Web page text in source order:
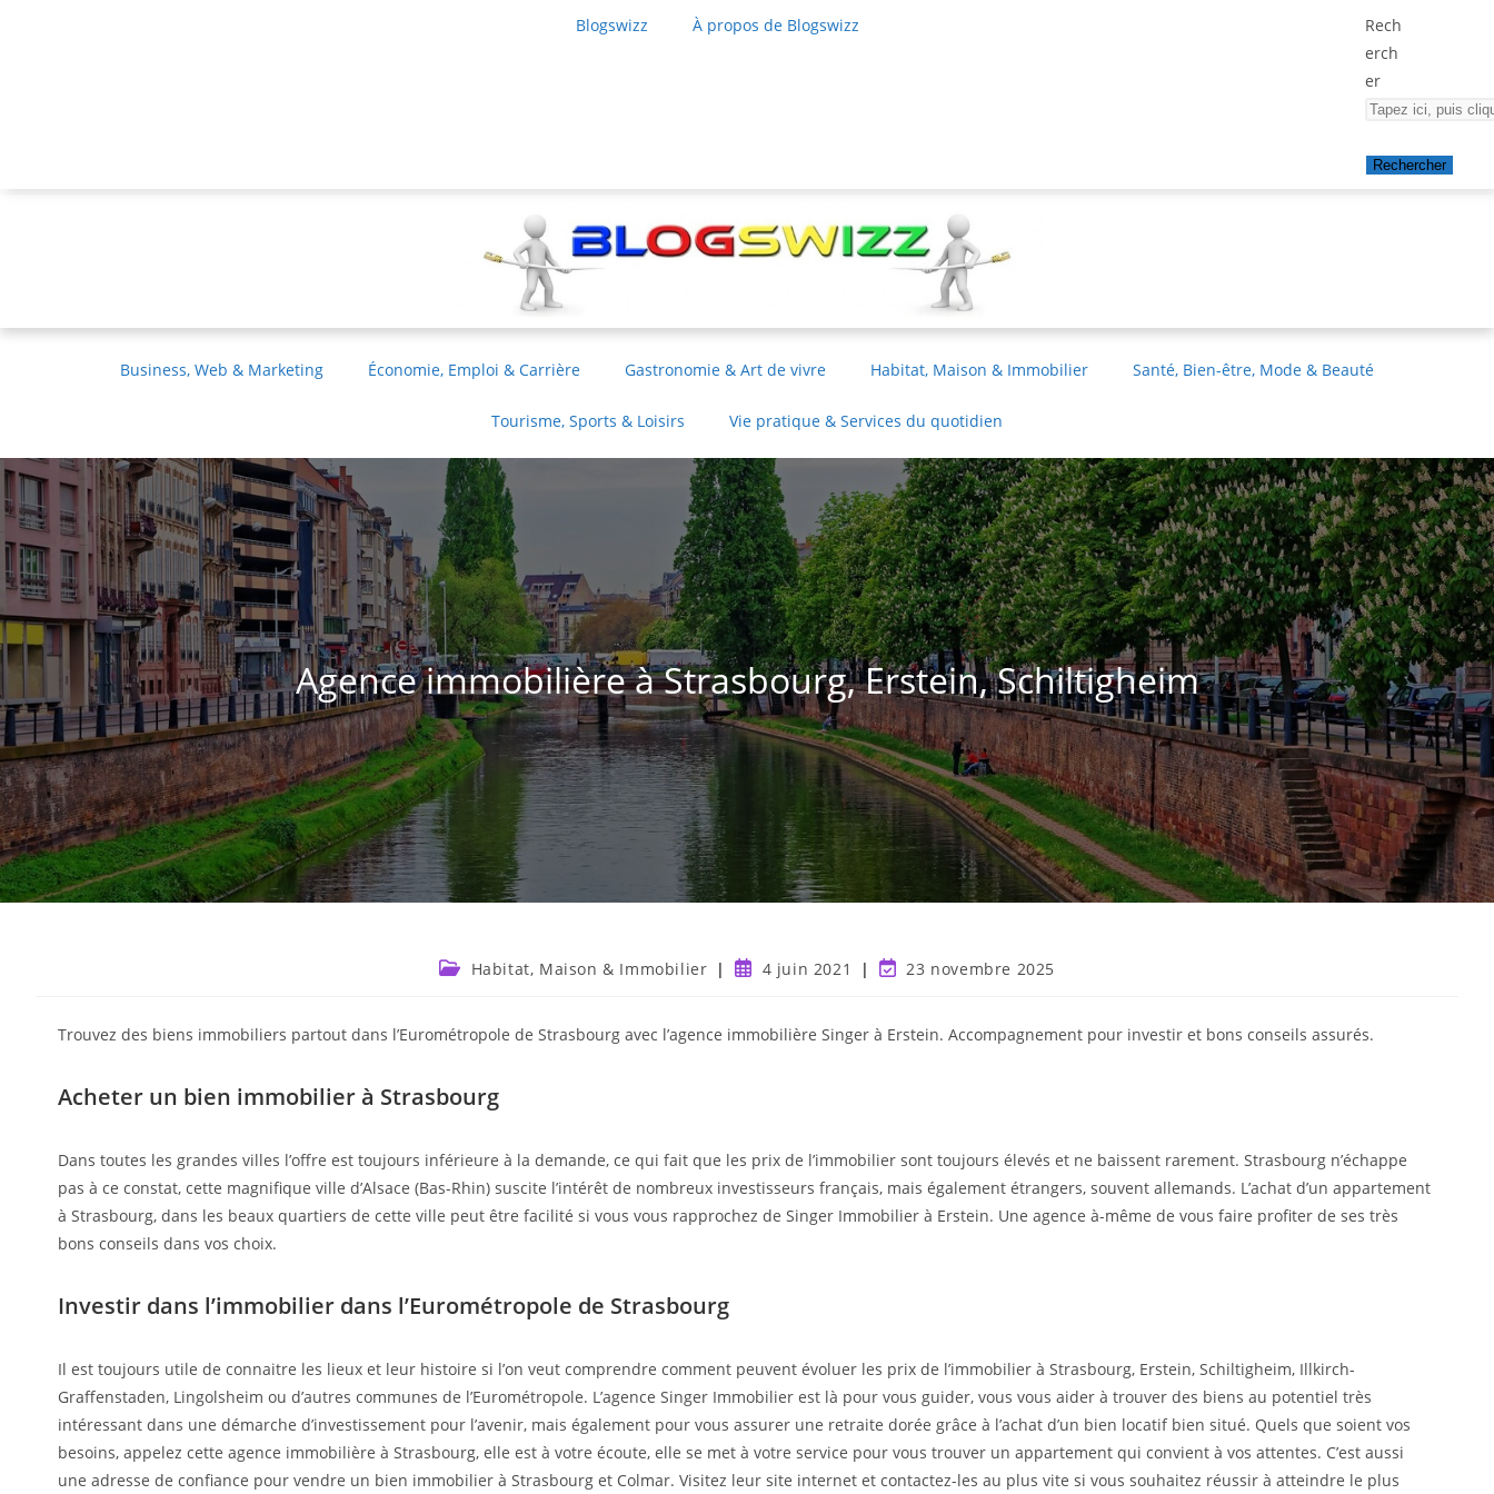
Blogswizz À propos de Blogswizz
Rech
erch
er
Rechercher
Business, Web & Marketing Économie, Emploi & Carrière Gastronomie & Art de vivre Habitat, Maison & Immobilier Santé, Bien-être, Mode & Beauté
Tourisme, Sports & Loisirs Vie pratique & Services du quotidien
Agence immobilière à Strasbourg, Erstein, Schiltigheim
Habitat, Maison & Immobilier 4 juin 2021 23 novembre 2025
Trouvez des biens immobiliers partout dans l’Eurométropole de Strasbourg avec l’agence immobilière Singer à Erstein. Accompagnement pour investir et bons conseils assurés.
Acheter un bien immobilier à Strasbourg
Dans toutes les grandes villes l’offre est toujours inférieure à la demande, ce qui fait que les prix de l’immobilier sont toujours élevés et ne baissent rarement. Strasbourg n’échappe
pas à ce constat, cette magnifique ville d’Alsace (Bas-Rhin) suscite l’intérêt de nombreux investisseurs français, mais également étrangers, souvent allemands. L’achat d’un appartement
à Strasbourg, dans les beaux quartiers de cette ville peut être facilité si vous vous rapprochez de Singer Immobilier à Erstein. Une agence à-même de vous faire profiter de ses très
bons conseils dans vos choix.
Investir dans l’immobilier dans l’Eurométropole de Strasbourg
Il est toujours utile de connaitre les lieux et leur histoire si l’on veut comprendre comment peuvent évoluer les prix de l’immobilier à Strasbourg, Erstein, Schiltigheim, Illkirch-
Graffenstaden, Lingolsheim ou d’autres communes de l’Eurométropole. L’agence Singer Immobilier est là pour vous guider, vous vous aider à trouver des biens au potentiel très
intéressant dans une démarche d’investissement pour l’avenir, mais également pour vous assurer une retraite dorée grâce à l’achat d’un bien locatif bien situé. Quels que soient vos
besoins, appelez cette agence immobilière à Strasbourg, elle est à votre écoute, elle se met à votre service pour vous trouver un appartement qui convient à vos attentes. C’est aussi
une adresse de confiance pour vendre un bien immobilier à Strasbourg et Colmar. Visitez leur site internet et contactez-les au plus vite si vous souhaitez réussir à atteindre le plus